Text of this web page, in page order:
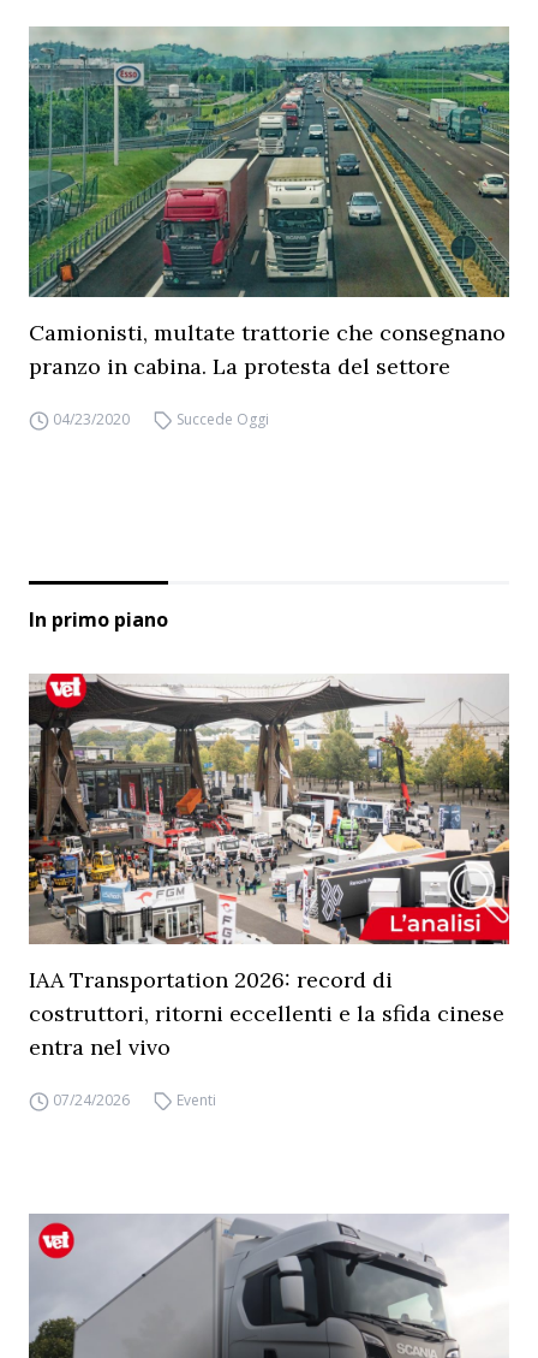
Camionisti, multate trattorie che consegnano
pranzo in cabina. La protesta del settore
04/23/2020 Succede Oggi
In primo piano
IAA Transportation 2026: record di
costruttori, ritorni eccellenti e la sfida cinese
entra nel vivo
07/24/2026 Eventi